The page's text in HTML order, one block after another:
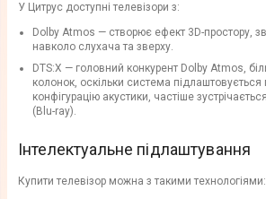
У Цитрус доступні телевізори з:
Dolby Atmos — створює ефект 3D-простору,
навколо слухача та зверху.
DTS:X — головний конкурент Dolby Atmos,
колонок, оскільки система підлаштовується
конфігурацію акустики, частіше
(Blu-ray).
Інтелектуальне підлаштування
Купити телевізор можна з такими технологіями: